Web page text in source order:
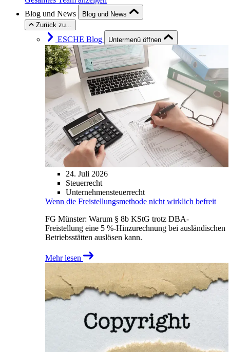
Blog und News
Blog und News
Zurück zu...
ESCHE Blog Untermenü öffnen
24. Juli 2026
Steuerrecht
Unternehmensteuerrecht
Wenn die Freistellungsmethode nicht wirklich befreit
FG Münster: Warum § 8b KStG trotz DBA-
Freistellung eine 5 %-Hinzurechnung bei ausländischen
Betriebsstätten auslösen kann.
Mehr lesen